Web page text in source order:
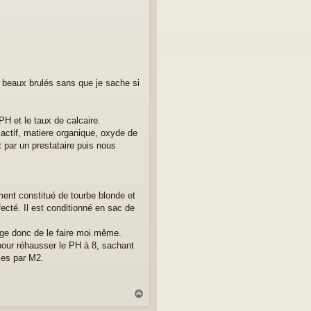
brulés sans que je sache si
et le taux de calcaire.
matiere organique, oxyde de
un prestataire puis nous
constitué de tourbe blonde et
Il est conditionné en sac de
donc de le faire moi même.
réhausser le PH à 8, sachant
par M2.